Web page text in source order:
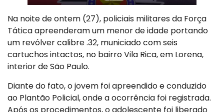
Na noite de ontem (27), policiais militares da Força
Tática apreenderam um menor de idade portando
um revólver calibre .32, municiado com seis
cartuchos intactos, no bairro Vila Rica, em Lorena,
interior de São Paulo.
Diante do fato, o jovem foi apreendido e conduzido
ao Plantão Policial, onde a ocorrência foi registrada.
Após os procedimentos, o adolescente foi liberado